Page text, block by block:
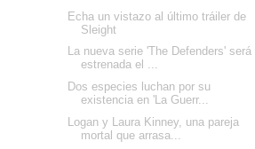
Echa un vistazo al último tráiler de
Sleight
La nueva serie 'The Defenders' será
estrenada el ...
Dos especies luchan por su
existencia en 'La Guerr...
Logan y Laura Kinney, una pareja
mortal que arrasa...